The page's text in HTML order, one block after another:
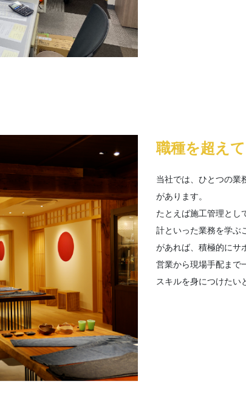
職種を超え
当社では、ひとつの業
があります。
たとえば施工管理とし
計といった業務を学ぶ
があれば、積極的にサ
営業から現場手配まで
スキルを身につけたい